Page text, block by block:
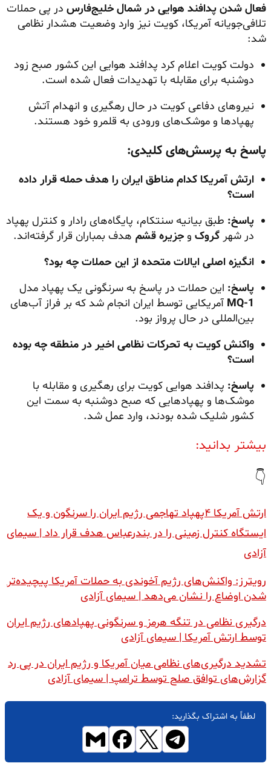
فعال شدن پدافند هوایی در شمال خلیج‌فارس در پی حملات
تلافی‌جویانه آمریکا، کویت نیز وارد وضعیت هشدار نظامی
شد:
دولت کویت اعلام کرد پدافند هوایی این کشور صبح زود
دوشنبه برای مقابله با تهدیدات فعال شده است.
نیروهای دفاعی کویت در حال رهگیری و انهدام آتش
پهپادها و موشک‌های ورودی به قلمرو خود هستند.
پاسخ به پرسش‌های کلیدی:
ارتش آمریکا کدام مناطق ایران را هدف حمله قرار داده
است؟
پاسخ: طبق بیانیه سنتکام، پایگاه‌های رادار و کنترل پهپاد
در شهر گروک و جزیره قشم هدف بمباران قرار گرفته‌اند.
انگیزه اصلی ایالات متحده از این حملات چه بود؟
پاسخ: این حملات در پاسخ به سرنگونی یک پهپاد مدل
MQ-1 آمریکایی توسط ایران انجام شد که بر فراز آب‌های
بین‌المللی در حال پرواز بود.
واکنش کویت به تحرکات نظامی اخیر در منطقه چه بوده
است؟
پاسخ: پدافند هوایی کویت برای رهگیری و مقابله با
موشک‌ها و پهپادهایی که صبح دوشنبه به سمت این
کشور شلیک شده بودند، وارد عمل شد.
بیشتر بدانید:
👇
ارتش آمریکا ۴پهپاد تهاجمی رژیم ایران را سرنگون و یک
ایستگاه کنترل زمینی را در بندرعباس هدف قرار داد | سیمای
آزادی
رویترز: واکنش‌های رژیم آخوندی به حملات آمریکا پیچیده‌تر
شدن اوضاع را نشان می‌دهد | سیمای آزادی
درگیری نظامی در تنگه هرمز و سرنگونی پهپادهای رژیم ایران
توسط ارتش آمریکا | سیمای آزادی
تشدید درگیری‌های نظامی میان آمریکا و رژیم ایران در پی رد
گزارش‌های توافق صلح توسط ترامپ | سیمای آزادی
لطفاً به اشتراک بگذارید: